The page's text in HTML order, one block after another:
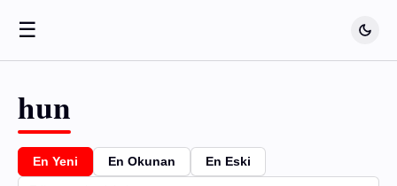
☰
hun
En Yeni En Okunan En Eski